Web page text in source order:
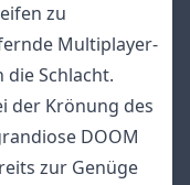
zu
Multiplayer-
die Schlacht.
der Krönung des
DOOM
zur Genüge